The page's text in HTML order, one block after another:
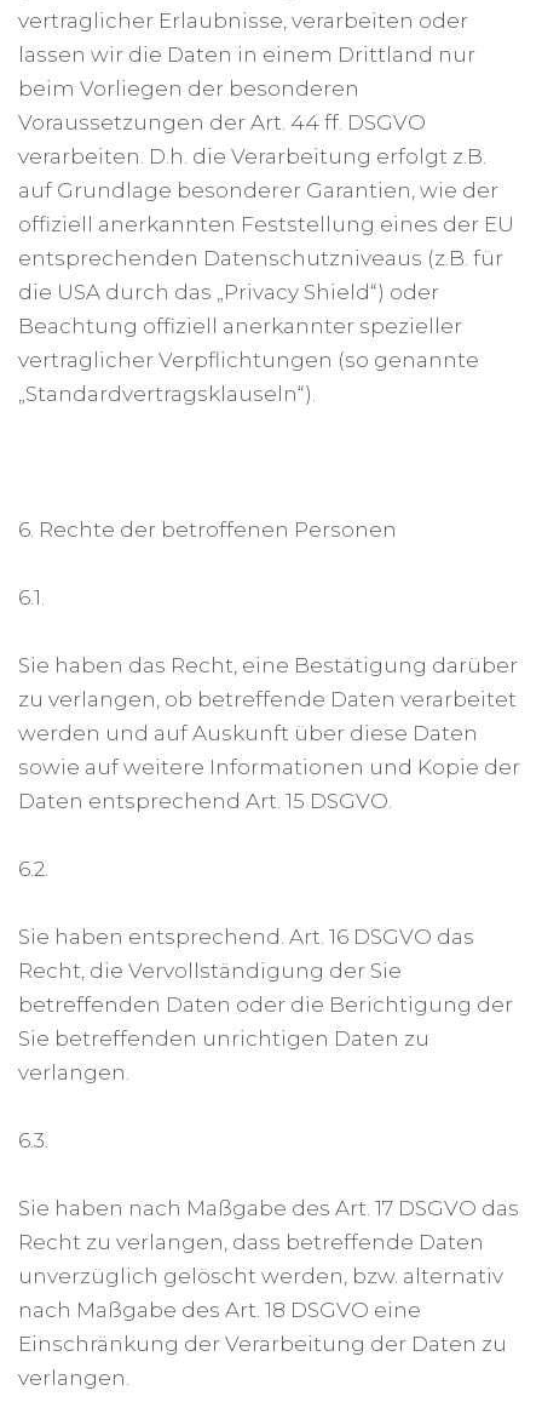
vertraglicher Erlaubnisse, verarbeiten oder
lassen wir die Daten in einem Drittland nur
beim Vorliegen der besonderen
Voraussetzungen der Art. 44 ff. DSGVO
verarbeiten. D.h. die Verarbeitung erfolgt z.B.
auf Grundlage besonderer Garantien, wie der
offiziell anerkannten Feststellung eines der EU
entsprechenden Datenschutzniveaus (z.B. für
die USA durch das „Privacy Shield“) oder
Beachtung offiziell anerkannter spezieller
vertraglicher Verpflichtungen (so genannte
„Standardvertragsklauseln“).
6. Rechte der betroffenen Personen
6.1.
Sie haben das Recht, eine Bestätigung darüber
zu verlangen, ob betreffende Daten verarbeitet
werden und auf Auskunft über diese Daten
sowie auf weitere Informationen und Kopie der
Daten entsprechend Art. 15 DSGVO.
6.2.
Sie haben entsprechend. Art. 16 DSGVO das
Recht, die Vervollständigung der Sie
betreffenden Daten oder die Berichtigung der
Sie betreffenden unrichtigen Daten zu
verlangen.
6.3.
Sie haben nach Maßgabe des Art. 17 DSGVO das
Recht zu verlangen, dass betreffende Daten
unverzüglich gelöscht werden, bzw. alternativ
nach Maßgabe des Art. 18 DSGVO eine
Einschränkung der Verarbeitung der Daten zu
verlangen.